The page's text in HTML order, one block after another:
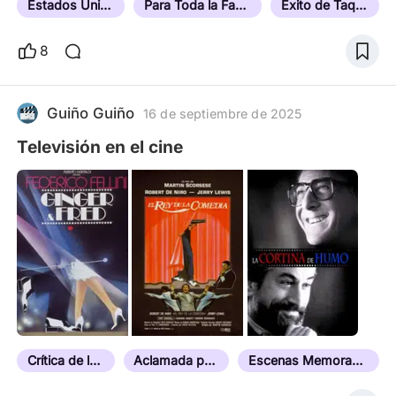
Estados Unidos Para Toda la Familia Éxito de Taquilla
8
Guiño Guiño 16 de septiembre de 2025
Televisión en el cine
Crítica de los Medios Aclamada por la Crítica Escenas Memorables de la Televisión en Películas